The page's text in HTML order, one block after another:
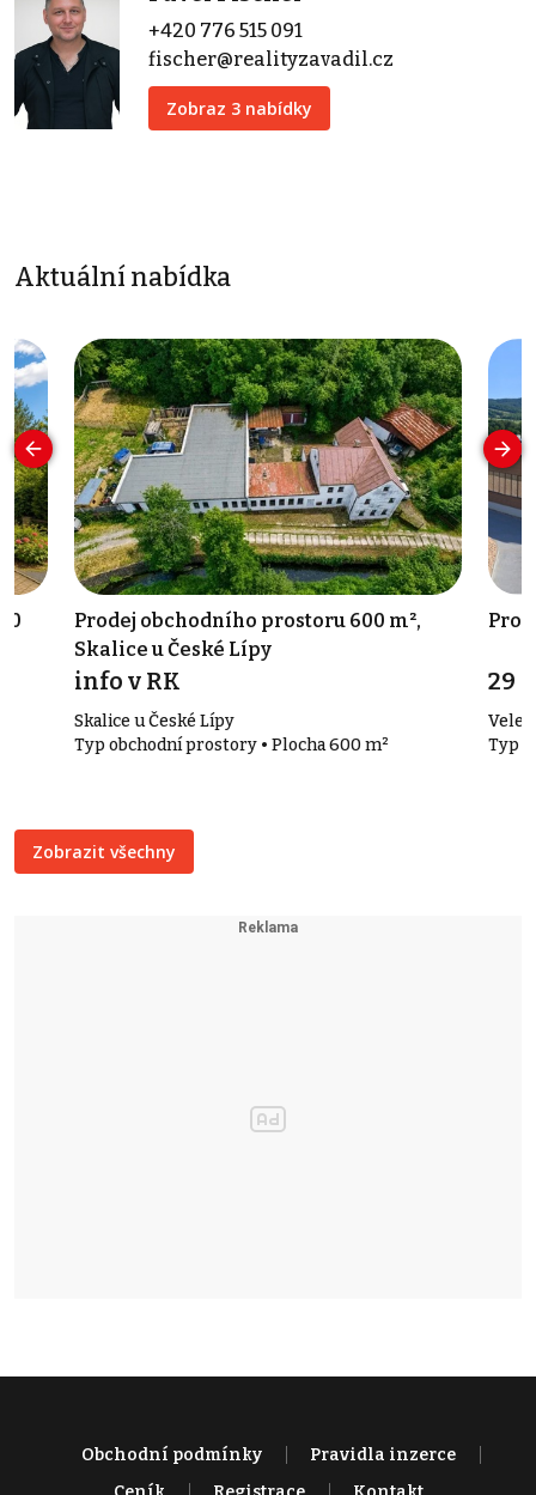
+420 776 515 091
fischer@realityzavadil.cz
Zobraz 3 nabídky
Aktuální nabídka
Prodej obchodního prostoru 600 m²,
Skalice u České Lípy
info v RK
Skalice u České Lípy
Typ obchodní prostory • Plocha 600 m²
29
Typ
Zobrazit všechny
Obchodní podmínky
Pravidla inzerce